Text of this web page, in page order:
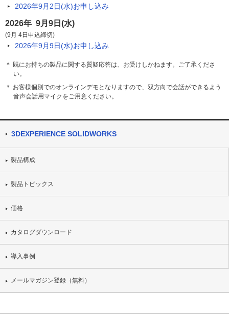
2026年9月2日(水)お申し込み
2026年 9月9日(水)
(9月 4日申込締切)
2026年9月9日(水)お申し込み
＊ 既にお持ちの製品に関する質疑応答は、お受けしかねます。ご了承くださ
い。
＊ お客様個別でのオンラインデモとなりますので、双方向で会話ができるよう
音声会話用マイクをご用意ください。
3DEXPERIENCE SOLIDWORKS
製品構成
製品トピックス
価格
カタログダウンロード
導入事例
メールマガジン登録（無料）